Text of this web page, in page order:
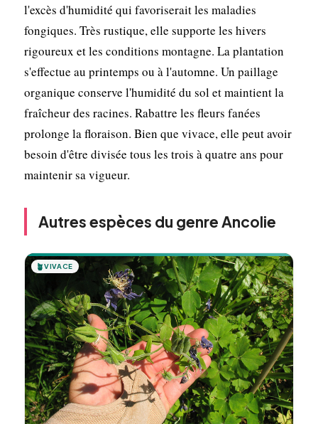
l'excès d'humidité qui favoriserait les maladies
fongiques. Très rustique, elle supporte les hivers
rigoureux et les conditions montagne. La plantation
s'effectue au printemps ou à l'automne. Un paillage
organique conserve l'humidité du sol et maintient la
fraîcheur des racines. Rabattre les fleurs fanées
prolonge la floraison. Bien que vivace, elle peut avoir
besoin d'être divisée tous les trois à quatre ans pour
maintenir sa vigueur.
Autres espèces du genre Ancolie
🪴VIVACE